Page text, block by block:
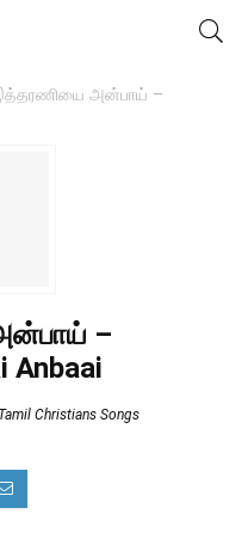
அன்பாய் –
–
Anbaai
Tamil Christians Songs